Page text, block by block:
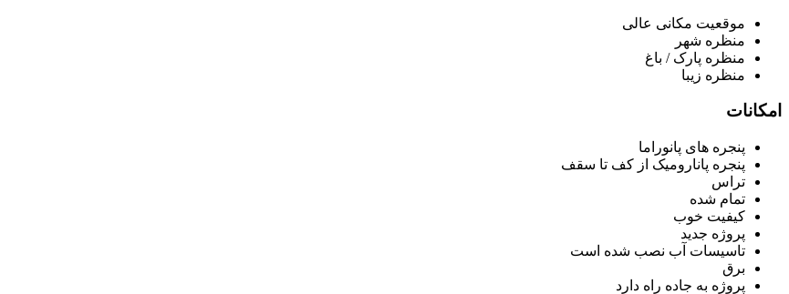
موقعیت مکانی عالی
منظره شهر
منظره پارک / باغ
منظره زیبا
امکانات
پنجره های پانوراما
پنجره پانارومیک از کف تا سقف
تراس
تمام شده
کیفیت خوب
پروژه جدید
تاسیسات آب نصب شده است
برق
پروژه به جاده راه دارد